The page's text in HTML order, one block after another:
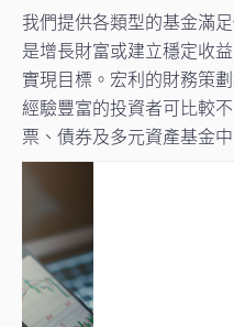
我們提供各類型的基金滿
是增長財富或建立穩定收
實現目標。宏利的財務策
經驗豐富的投資者可比較
票、債券及多元資產基金